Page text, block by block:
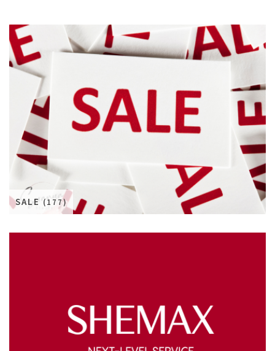
SALE(177)